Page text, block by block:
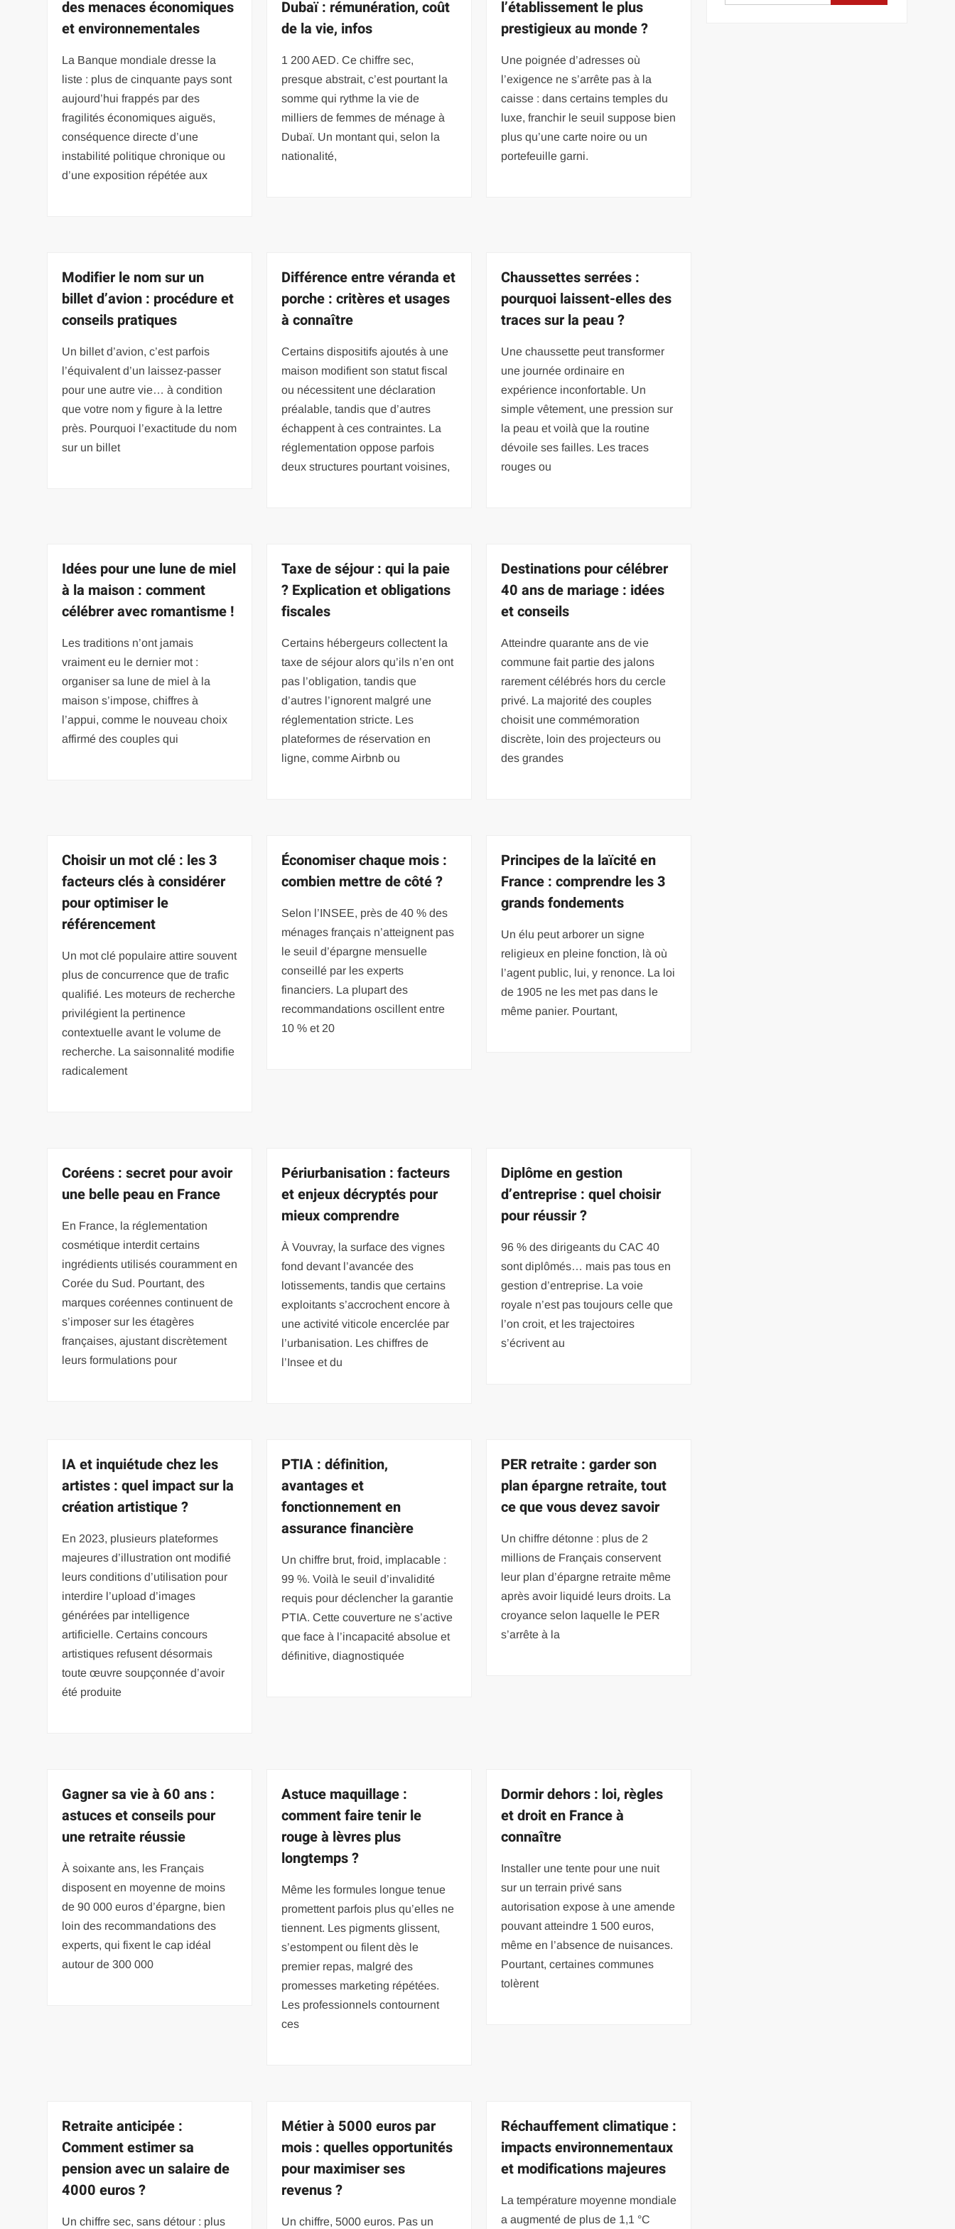
des menaces économiques
et environnementales
La Banque mondiale dresse la
liste : plus de cinquante pays sont
aujourd’hui frappés par des
fragilités économiques aiguës,
conséquence directe d’une
instabilité politique chronique ou
d’une exposition répétée aux
Dubaï : rémunération, coût
de la vie, infos
1 200 AED. Ce chiffre sec,
presque abstrait, c’est pourtant la
somme qui rythme la vie de
milliers de femmes de ménage à
Dubaï. Un montant qui, selon la
nationalité,
l’établissement le plus
prestigieux au monde ?
Une poignée d’adresses où
l’exigence ne s’arrête pas à la
caisse : dans certains temples du
luxe, franchir le seuil suppose bien
plus qu’une carte noire ou un
portefeuille garni.
Modifier le nom sur un
billet d’avion : procédure et
conseils pratiques
Un billet d’avion, c’est parfois
l’équivalent d’un laissez-passer
pour une autre vie… à condition
que votre nom y figure à la lettre
près. Pourquoi l’exactitude du nom
sur un billet
Différence entre véranda et
porche : critères et usages
à connaître
Certains dispositifs ajoutés à une
maison modifient son statut fiscal
ou nécessitent une déclaration
préalable, tandis que d’autres
échappent à ces contraintes. La
réglementation oppose parfois
deux structures pourtant voisines,
Chaussettes serrées :
pourquoi laissent-elles des
traces sur la peau ?
Une chaussette peut transformer
une journée ordinaire en
expérience inconfortable. Un
simple vêtement, une pression sur
la peau et voilà que la routine
dévoile ses failles. Les traces
rouges ou
Idées pour une lune de miel
à la maison : comment
célébrer avec romantisme !
Les traditions n’ont jamais
vraiment eu le dernier mot :
organiser sa lune de miel à la
maison s’impose, chiffres à
l’appui, comme le nouveau choix
affirmé des couples qui
Taxe de séjour : qui la paie
? Explication et obligations
fiscales
Certains hébergeurs collectent la
taxe de séjour alors qu’ils n’en ont
pas l’obligation, tandis que
d’autres l’ignorent malgré une
réglementation stricte. Les
plateformes de réservation en
ligne, comme Airbnb ou
Destinations pour célébrer
40 ans de mariage : idées
et conseils
Atteindre quarante ans de vie
commune fait partie des jalons
rarement célébrés hors du cercle
privé. La majorité des couples
choisit une commémoration
discrète, loin des projecteurs ou
des grandes
Choisir un mot clé : les 3
facteurs clés à considérer
pour optimiser le
référencement
Un mot clé populaire attire souvent
plus de concurrence que de trafic
qualifié. Les moteurs de recherche
privilégient la pertinence
contextuelle avant le volume de
recherche. La saisonnalité modifie
radicalement
Économiser chaque mois :
combien mettre de côté ?
Selon l’INSEE, près de 40 % des
ménages français n’atteignent pas
le seuil d’épargne mensuelle
conseillé par les experts
financiers. La plupart des
recommandations oscillent entre
10 % et 20
Principes de la laïcité en
France : comprendre les 3
grands fondements
Un élu peut arborer un signe
religieux en pleine fonction, là où
l’agent public, lui, y renonce. La loi
de 1905 ne les met pas dans le
même panier. Pourtant,
Coréens : secret pour avoir
une belle peau en France
En France, la réglementation
cosmétique interdit certains
ingrédients utilisés couramment en
Corée du Sud. Pourtant, des
marques coréennes continuent de
s’imposer sur les étagères
françaises, ajustant discrètement
leurs formulations pour
Périurbanisation : facteurs
et enjeux décryptés pour
mieux comprendre
À Vouvray, la surface des vignes
fond devant l’avancée des
lotissements, tandis que certains
exploitants s’accrochent encore à
une activité viticole encerclée par
l’urbanisation. Les chiffres de
l’Insee et du
Diplôme en gestion
d’entreprise : quel choisir
pour réussir ?
96 % des dirigeants du CAC 40
sont diplômés… mais pas tous en
gestion d’entreprise. La voie
royale n’est pas toujours celle que
l’on croit, et les trajectoires
s’écrivent au
IA et inquiétude chez les
artistes : quel impact sur la
création artistique ?
En 2023, plusieurs plateformes
majeures d’illustration ont modifié
leurs conditions d’utilisation pour
interdire l’upload d’images
générées par intelligence
artificielle. Certains concours
artistiques refusent désormais
toute œuvre soupçonnée d’avoir
été produite
PTIA : définition,
avantages et
fonctionnement en
assurance financière
Un chiffre brut, froid, implacable :
99 %. Voilà le seuil d’invalidité
requis pour déclencher la garantie
PTIA. Cette couverture ne s’active
que face à l’incapacité absolue et
définitive, diagnostiquée
PER retraite : garder son
plan épargne retraite, tout
ce que vous devez savoir
Un chiffre détonne : plus de 2
millions de Français conservent
leur plan d’épargne retraite même
après avoir liquidé leurs droits. La
croyance selon laquelle le PER
s’arrête à la
Gagner sa vie à 60 ans :
astuces et conseils pour
une retraite réussie
À soixante ans, les Français
disposent en moyenne de moins
de 90 000 euros d’épargne, bien
loin des recommandations des
experts, qui fixent le cap idéal
autour de 300 000
Astuce maquillage :
comment faire tenir le
rouge à lèvres plus
longtemps ?
Même les formules longue tenue
promettent parfois plus qu’elles ne
tiennent. Les pigments glissent,
s’estompent ou filent dès le
premier repas, malgré des
promesses marketing répétées.
Les professionnels contournent
ces
Dormir dehors : loi, règles
et droit en France à
connaître
Installer une tente pour une nuit
sur un terrain privé sans
autorisation expose à une amende
pouvant atteindre 1 500 euros,
même en l’absence de nuisances.
Pourtant, certaines communes
tolèrent
Retraite anticipée :
Comment estimer sa
pension avec un salaire de
4000 euros ?
Un chiffre sec, sans détour : plus
Métier à 5000 euros par
mois : quelles opportunités
pour maximiser ses
revenus ?
Un chiffre, 5000 euros. Pas un
Réchauffement climatique :
impacts environnementaux
et modifications majeures
La température moyenne mondiale
a augmenté de plus de 1,1 °C